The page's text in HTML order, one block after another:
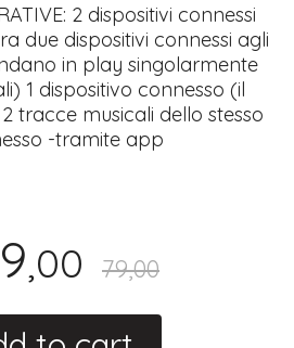
2 dispositivi connessi
due dispositivi connessi agli
in play singolarmente
1 dispositivo connesso (il
tracce musicali dello stesso
-tramite app
,00 79,00